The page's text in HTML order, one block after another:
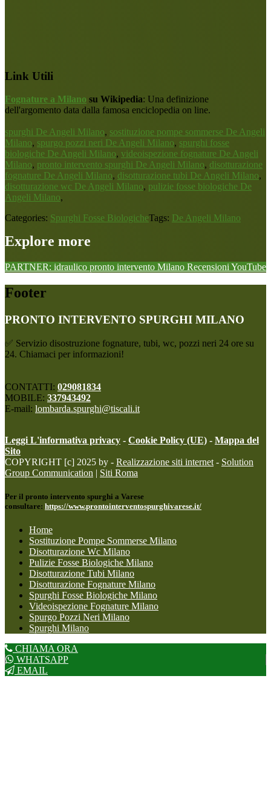
Link Utili
Fognature a Milano su Wikipedia: Una definizione
dell'argomento data dalla famosa enciclopedia on line.
spurghi De Angeli Milano, sostituzione pompe sommerse De Angeli
Milano, spurgo pozzi neri De Angeli Milano, spurghi fosse
biologiche De Angeli Milano, videoispezione fognature De Angeli
Milano, pronto intervento spurghi De Angeli Milano, disotturazione
fognature De Angeli Milano, disotturazione tubi De Angeli Milano,
disotturazione wc De Angeli Milano, pulizie fosse biologiche De
Angeli Milano,
Categories: Spurghi Fosse BiologicheTags: De Angeli Milano
Explore more
PARTNER: idraulico pronto intervento Milano Recensioni YouTube
Footer
PRONTO INTERVENTO SPURGHI MILANO
✅ Servizio disostruzione fognature, tubi, wc, pozzi neri 24 ore su
24. Chiamaci per informazioni!
CONTATTI: 029081834
MOBILE: 337943492
E-mail: lombarda.spurghi@tiscali.it
Leggi L'informativa privacy - Cookie Policy (UE) - Mappa del
Sito
COPYRIGHT [c] 2025 by - Realizzazione siti internet - Solution
Group Communication | Siti Roma
Per il pronto intervento spurghi a Varese
consultare: https://www.prontointerventospurghivarese.it/
Home
Sostituzione Pompe Sommerse Milano
Disotturazione Wc Milano
Pulizie Fosse Biologiche Milano
Disotturazione Tubi Milano
Disotturazione Fognature Milano
Spurghi Fosse Biologiche Milano
Videoispezione Fognature Milano
Spurgo Pozzi Neri Milano
Spurghi Milano
CHIAMA ORA
WHATSAPP
EMAIL